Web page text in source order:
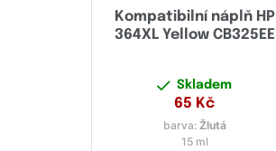
Kompatibilní náplň HP
364XL Yellow CB325EE
Skladem
65 Kč
barva: Žlutá
15 ml